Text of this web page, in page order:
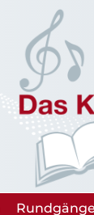
Rundgänge